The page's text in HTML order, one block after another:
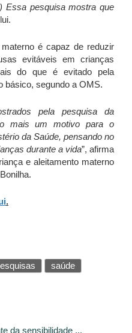
pesquisa mostra que
é capaz de reduzir
evitáveis em crianças
do que é evitado pela
básico, segundo a OMS.
pela pesquisa da
mais um motivo para o
da Saúde, pensando no
durante a vida”, afirma
e aleitamento materno
.
saúde
da sensibilidade ...